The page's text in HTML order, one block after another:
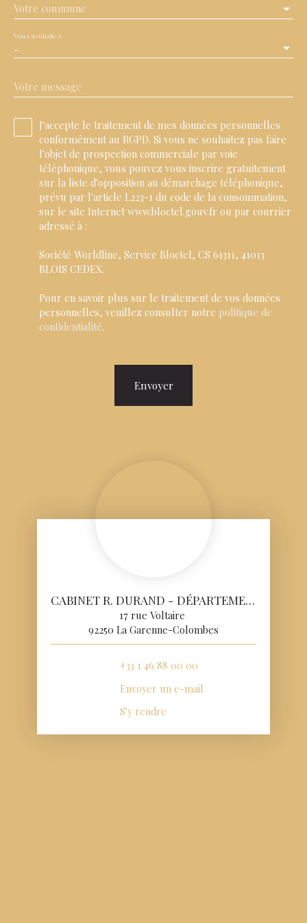
Votre commune
-
Vous souhaitez
Votre message
J'accepte le traitement de mes données personnelles
conformément au RGPD. Si vous ne souhaitez pas faire
l'objet de prospection commerciale par voie
téléphonique, vous pouvez vous inscrire gratuitement
sur la liste d'opposition au démarchage téléphonique,
prévu par l'article L223-1 du code de la consommation,
sur le site Internet www.bloctel.gouv.fr ou par courrier
adressé à :
Société Worldline, Service Bloctel, CS 61311, 41013
BLOIS CEDEX.
Pour en savoir plus sur le traitement de vos données
personnelles, veuillez consulter notre politique de
confidentialité.
Envoyer
CABINET R. DURAND - DÉPARTEMENT VENTE
17 rue Voltaire
92250 La Garenne-Colombes
+33 1 46 88 00 00
Envoyer un e-mail
S'y rendre